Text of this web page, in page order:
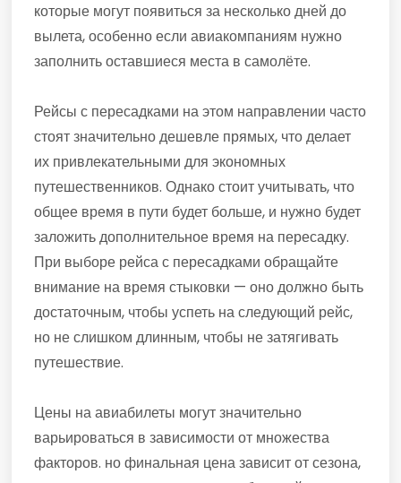
которые могут появиться за несколько дней до
вылета, особенно если авиакомпаниям нужно
заполнить оставшиеся места в самолёте.
Рейсы с пересадками на этом направлении часто
стоят значительно дешевле прямых, что делает
их привлекательными для экономных
путешественников. Однако стоит учитывать, что
общее время в пути будет больше, и нужно будет
заложить дополнительное время на пересадку.
При выборе рейса с пересадками обращайте
внимание на время стыковки — оно должно быть
достаточным, чтобы успеть на следующий рейс,
но не слишком длинным, чтобы не затягивать
путешествие.
Цены на авиабилеты могут значительно
варьироваться в зависимости от множества
факторов. но финальная цена зависит от сезона,